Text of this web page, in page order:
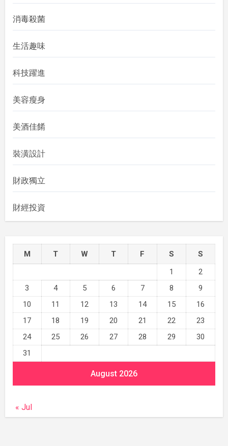
消毒殺菌
生活趣味
科技躍進
美容瘦身
美酒佳餚
裝潢設計
財政獨立
財經投資
August 2026
M T W T F S
S
1
2
3
4 5 6 7 8
9
10
11 12 13 14 15
16
17
18 19 20 21 22
23
24
25 26 27 28 29
30
31
« Jul